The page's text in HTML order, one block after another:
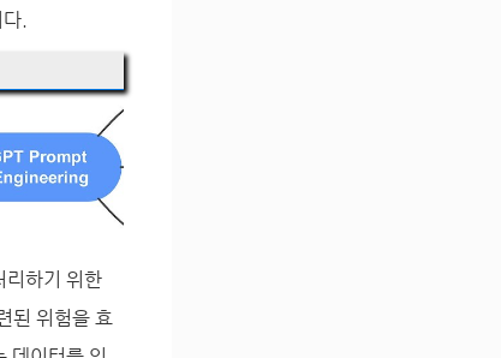
.
리하기 위한
된 위험을 효